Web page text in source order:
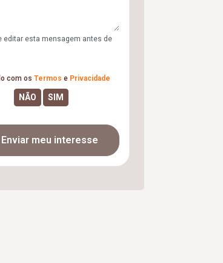
editar esta mensagem antes de
com os Termos e Privacidade
Enviar meu interesse